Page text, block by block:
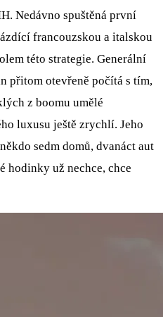
Nedávno spuštěná první
francouzskou a italskou
této strategie. Generální
přitom otevřeně počítá s tím,
z boomu umělé
luxusu ještě zrychlí. Jeho
sedm domů, dvanáct aut
hodinky už nechce, chce